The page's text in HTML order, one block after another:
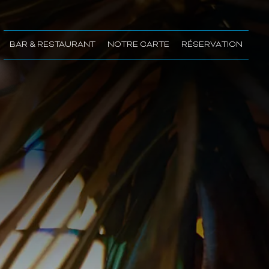
BAR & RESTAURANT NOTRE CARTE RÉSERVATION